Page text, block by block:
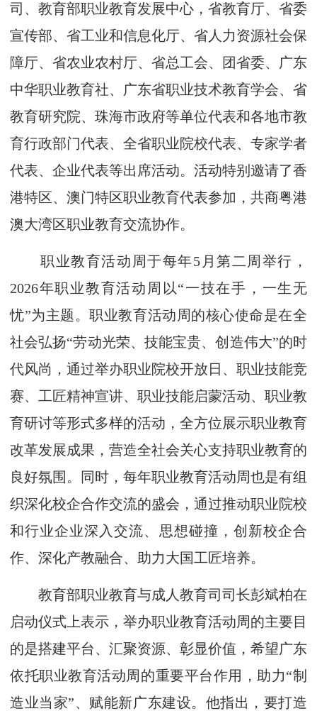
司、教育部职业教育发展中心，省教育厅、省委
宣传部、省工业和信息化厅、省人力资源社会保
障厅、省农业农村厅、省总工会、团省委、广东
中华职业教育社、广东省职业技术教育学会、省
教育研究院、珠海市政府等单位代表和各地市教
育行政部门代表、全省职业院校代表、专家学者
代表、企业代表等出席活动。活动特别邀请了香
港特区、澳门特区职业教育代表参加，共商粤港
澳大湾区职业教育交流协作。
职业教育活动周于每年5月第二周举行，
2026年职业教育活动周以“一技在手，一生无
忧”为主题。职业教育活动周的核心使命是在全
社会弘扬“劳动光荣、技能宝贵、创造伟大”的时
代风尚，通过举办职业院校开放日、职业技能竞
赛、工匠精神宣讲、职业技能启蒙活动、职业教
育研讨等形式多样的活动，全方位展示职业教育
改革发展成果，营造全社会关心支持职业教育的
良好氛围。同时，每年职业教育活动周也是有组
织深化校企合作交流的盛会，通过推动职业院校
和行业企业深入交流、思想碰撞，创新校企合
作、深化产教融合、助力大国工匠培养。
教育部职业教育与成人教育司司长彭斌柏在
启动仪式上表示，举办职业教育活动周的主要目
的是搭建平台、汇聚资源、彰显价值，希望广东
依托职业教育活动周的重要平台作用，助力“制
造业当家”、赋能新广东建设。他指出，要打造